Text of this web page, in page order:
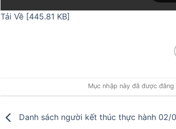
Tải Về [445.81 KB]
Mục nhập này đã được đăng
Danh sách người kết thúc thực hành 02/